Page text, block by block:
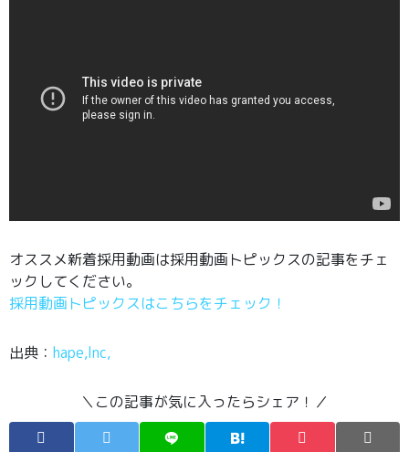
オススメ新着採用動画は採用動画トピックスの記事をチェ
ックしてください。
採用動画トピックスはこちらをチェック！
出典： hape,lnc,
＼この記事が気に入ったらシェア！／